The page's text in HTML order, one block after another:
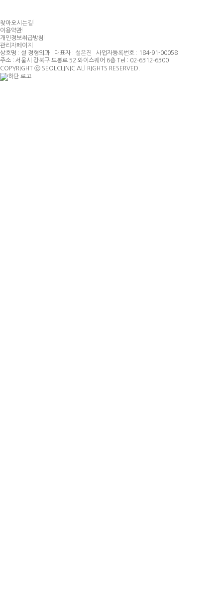
찾아오시는길
이용약관
개인정보취급방침
관리자페이지
상호명 : 설 정형외과 대표자 : 설은진 사업자등록번호 : 184-91-00058
주소 : 서울시 강북구 도봉로 52 와이스퀘어 6층 Tel : 02-6312-6300
COPYRIGHT ⓒ SEOLCLINIC ALl RIGHTS RESERVED.